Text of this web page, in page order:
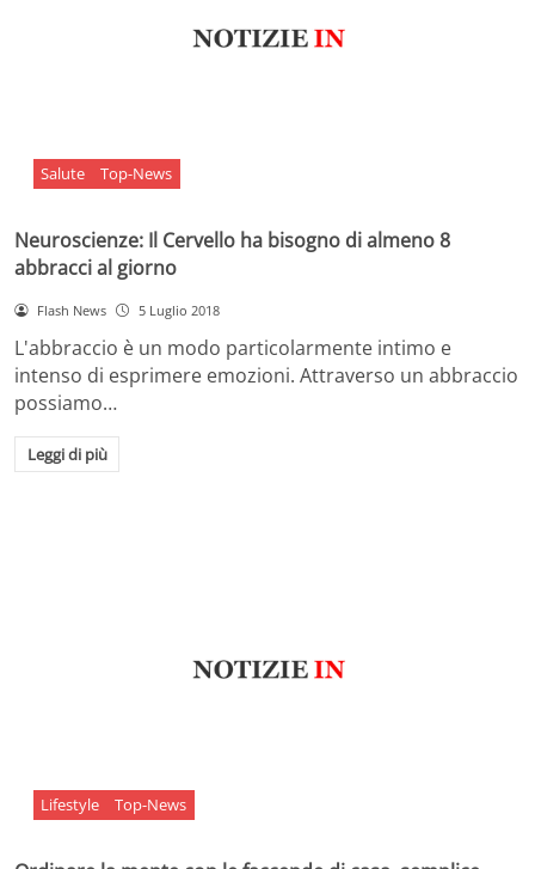
Salute Top-News
Neuroscienze: Il Cervello ha bisogno di almeno 8
abbracci al giorno
Flash News 5 Luglio 2018
L'abbraccio è un modo particolarmente intimo e
intenso di esprimere emozioni. Attraverso un abbraccio
possiamo…
Leggi di più
Lifestyle Top-News